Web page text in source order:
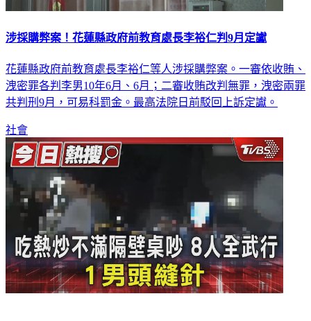
涉採購弊案！花蓮縣政府前教育處長李裕仁判9月定讞
花蓮縣政府前教育處長李裕仁等人涉採購弊案。一審依收賄、
洩密罪各判李男10年6月、6月；二審收賄改判無罪，洩密兩罪
共判刑9月，可易科罰金。最高法院日前駁回上訴定讞。
社會